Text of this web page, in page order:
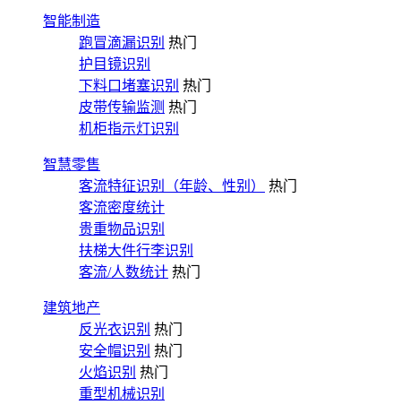
智能制造
跑冒滴漏识别 热门
护目镜识别
下料口堵塞识别 热门
皮带传输监测 热门
机柜指示灯识别
智慧零售
客流特征识别（年龄、性别）
热门
客流密度统计
贵重物品识别
扶梯大件行李识别
客流/人数统计 热门
建筑地产
反光衣识别 热门
安全帽识别 热门
火焰识别 热门
重型机械识别